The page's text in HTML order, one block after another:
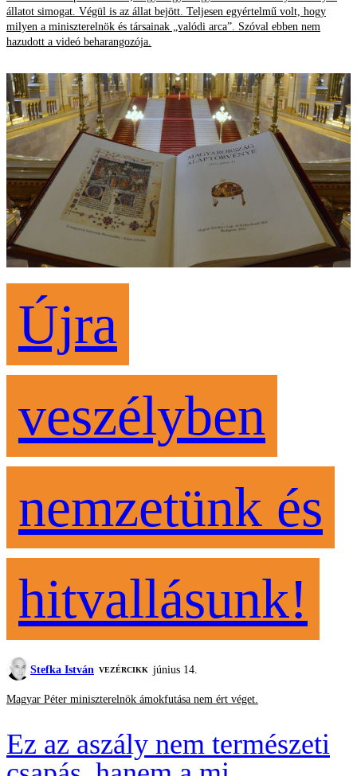
állatot simogat. Végül is az állat bejött. Teljesen egyértelmű volt, hogy
milyen a miniszterelnök és társainak „valódi arca”. Szóval ebben nem
hazudott a videó beharangozója.
Újra
veszélyben
nemzetünk és
hitvallásunk!
Stefka István VEZÉRCIKK június 14.
Magyar Péter miniszterelnök ámokfutása nem ért véget.
Ez az aszály nem természeti